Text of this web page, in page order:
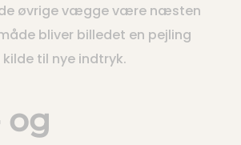
øvrige vægge være næsten
bliver billedet en pejling
til nye indtryk.
og